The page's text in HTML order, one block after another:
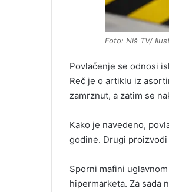
Foto: Niš TV/
Povlačenje se odnosi
Reč je o artiklu iz
zamrznut, a zatim se
Kako je navedeno,
godine. Drugi
Sporni mafini
hipermarketa. Za sada